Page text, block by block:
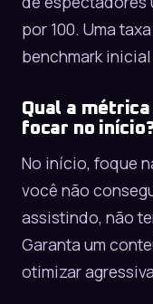
por 100. Uma
benchmark
Qual a
focar no
No início, foque
você não
assistindo, não
Garanta um
otimizar